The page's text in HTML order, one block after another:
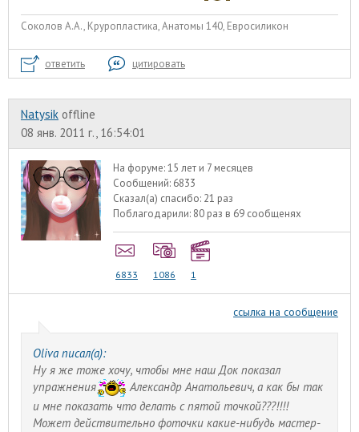
Соколов А.А., Круропластика, Анатомы 140, Евросиликон
ответить цитировать
Natysik offline
08 янв. 2011 г., 16:54:01
На форуме:15 лет и 7 месяцев
Сообщений: 6833
Сказал(а) спасибо: 21 раз
Поблагодарили: 80 раз в 69 сообщенях
6833 1086 1
ссылка на сообщение
Oliva писал(а):
Ну я же тоже хочу, чтобы мне наш Док показал
упражнения
Александр Анатольевич, а как бы так
и мне показать что делать с пятой точкой???!!!!
Может действительно фоточки какие-нибудь мастер-